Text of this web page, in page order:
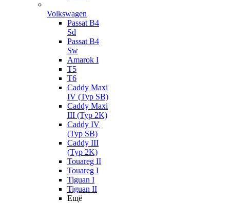
Volkswagen
Passat B4
Sd
Passat B4
Sw
Amarok I
T5
T6
Caddy Maxi
IV (Typ SB)
Caddy Maxi
III (Typ 2K)
Caddy IV
(Typ SB)
Caddy III
(Typ 2K)
Touareg II
Touareg I
Tiguan I
Tiguan II
Ещё